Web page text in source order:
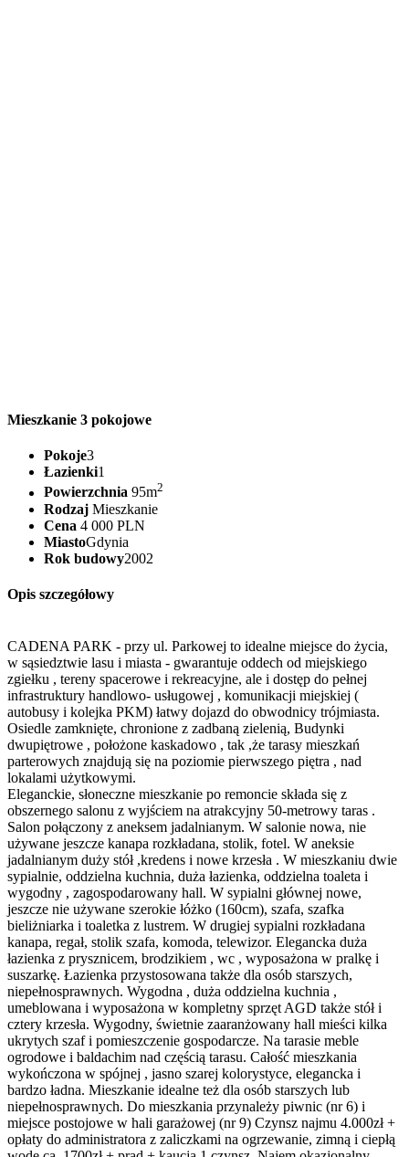
Mieszkanie 3 pokojowe
Pokoje3
Łazienki1
Powierzchnia 95m2
Rodzaj Mieszkanie
Cena 4 000 PLN
MiastoGdynia
Rok budowy2002
Opis szczegółowy
CADENA PARK - przy ul. Parkowej to idealne miejsce do życia,
w sąsiedztwie lasu i miasta - gwarantuje oddech od miejskiego
zgiełku , tereny spacerowe i rekreacyjne, ale i dostęp do pełnej
infrastruktury handlowo- usługowej , komunikacji miejskiej (
autobusy i kolejka PKM) łatwy dojazd do obwodnicy trójmiasta.
Osiedle zamknięte, chronione z zadbaną zielenią, Budynki
dwupiętrowe , położone kaskadowo , tak ,że tarasy mieszkań
parterowych znajdują się na poziomie pierwszego piętra , nad
lokalami użytkowymi.
Eleganckie, słoneczne mieszkanie po remoncie składa się z
obszernego salonu z wyjściem na atrakcyjny 50-metrowy taras .
Salon połączony z aneksem jadalnianym. W salonie nowa, nie
używane jeszcze kanapa rozkładana, stolik, fotel. W aneksie
jadalnianym duży stół ,kredens i nowe krzesła . W mieszkaniu dwie
sypialnie, oddzielna kuchnia, duża łazienka, oddzielna toaleta i
wygodny , zagospodarowany hall. W sypialni głównej nowe,
jeszcze nie używane szerokie łóżko (160cm), szafa, szafka
bieliżniarka i toaletka z lustrem. W drugiej sypialni rozkładana
kanapa, regał, stolik szafa, komoda, telewizor. Elegancka duża
łazienka z prysznicem, brodzikiem , wc , wyposażona w pralkę i
suszarkę. Łazienka przystosowana także dla osób starszych,
niepełnosprawnych. Wygodna , duża oddzielna kuchnia ,
umeblowana i wyposażona w kompletny sprzęt AGD także stół i
cztery krzesła. Wygodny, świetnie zaaranżowany hall mieści kilka
ukrytych szaf i pomieszczenie gospodarcze. Na tarasie meble
ogrodowe i baldachim nad częścią tarasu. Całość mieszkania
wykończona w spójnej , jasno szarej kolorystyce, elegancka i
bardzo ładna. Mieszkanie idealne też dla osób starszych lub
niepełnosprawnych. Do mieszkania przynależy piwnic (nr 6) i
miejsce postojowe w hali garażowej (nr 9) Czynsz najmu 4.000zł +
opłaty do administratora z zaliczkami na ogrzewanie, zimną i ciepłą